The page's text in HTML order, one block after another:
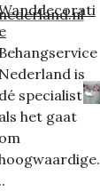
e
Behangservice
Nederland is
dé specialist
als het gaat
om
..